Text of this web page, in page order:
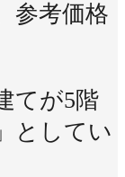
参考価格
てが5階
としてい